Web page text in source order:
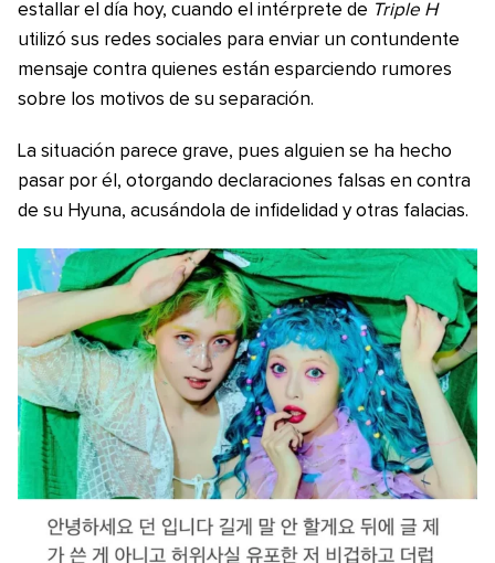
estallar el día hoy, cuando el intérprete de Triple H
utilizó sus redes sociales para enviar un contundente
mensaje contra quienes están esparciendo rumores
sobre los motivos de su separación.
La situación parece grave, pues alguien se ha hecho
pasar por él, otorgando declaraciones falsas en contra
de su Hyuna, acusándola de infidelidad y otras falacias.